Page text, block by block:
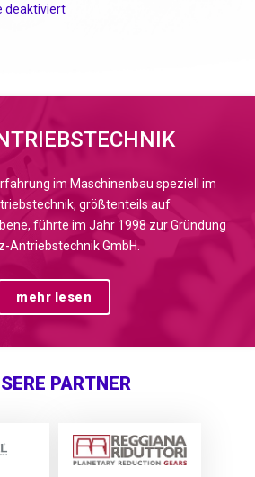
deaktiviertfür
im Maschinenbau speziell im
größtenteils auf
führte im Jahr 1998 zur Gründung
Antriebstechnik GmbH.
mehr lesen
PARTNER